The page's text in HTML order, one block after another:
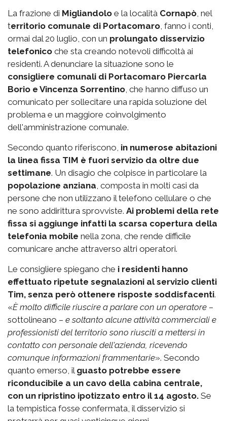
La frazione di Migliandolo e la località Cornapò , nel
territorio comunale di Portacomaro , fanno i conti,
ormai dal 20 luglio, con un prolungato disservizio
telefonico che sta creando notevoli difficoltà ai
residenti. A denunciare la situazione sono le
consigliere comunali di Portacomaro Piercarla
Borio e Vincenza Sorrentino , che hanno diffuso un
comunicato per sollecitare una rapida soluzione del
problema e un maggiore coinvolgimento
dell'amministrazione comunale.
Secondo quanto riferiscono, in numerose abitazioni
la linea fissa TIM è fuori servizio da oltre due
settimane. Un disagio che colpisce in particolare la
popolazione anziana , composta in molti casi da
persone che non utilizzano il telefono cellulare o che
ne sono addirittura sprovviste. Ai problemi della rete
fissa si aggiunge infatti la scarsa copertura della
telefonia mobile nella zona, che rende difficile
comunicare anche attraverso altri operatori.
Le consigliere spiegano che i residenti hanno
effettuato ripetute segnalazioni al servizio clienti
Tim, senza però ottenere risposte soddisfacenti.
«È molto difficile riuscire a parlare con un operatore –
sottolineano – e soltanto alcune attività commerciali e
professionisti del territorio sono riusciti a mettersi in
contatto con personale dell'azienda, ricevendo
comunque informazioni frammentarie». Secondo
quanto emerso, il guasto potrebbe essere
riconducibile a un cavo della cabina centrale,
con un ripristino ipotizzato entro il 14 agosto. Se
la tempistica fosse confermata, il disservizio si